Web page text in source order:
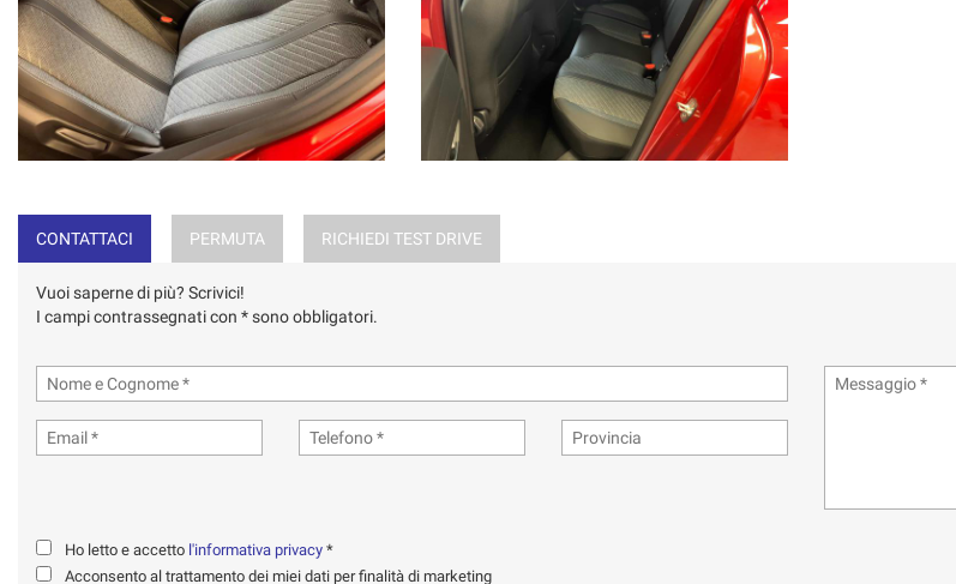
CONTATTACI PERMUTA RICHIEDI TEST DRIVE
Vuoi saperne di più? Scrivici!
I campi contrassegnati con * sono obbligatori.
Ho letto e accetto l'informativa privacy *
Acconsento al trattamento dei miei dati per finalità di marketing